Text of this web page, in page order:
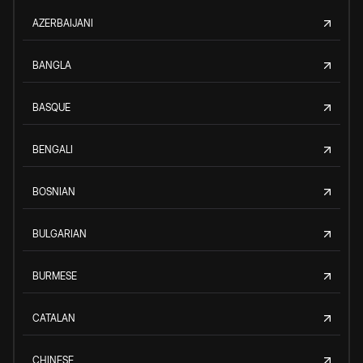
AZERBAIJANI
BANGLA
BASQUE
BENGALI
BOSNIAN
BULGARIAN
BURMESE
CATALAN
CHINESE